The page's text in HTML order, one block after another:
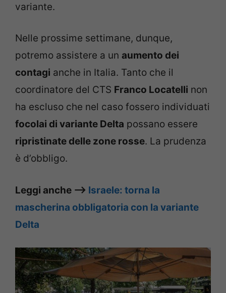
variante.
Nelle prossime settimane, dunque,
potremo assistere a un aumento dei
contagi anche in Italia. Tanto che il
coordinatore del CTS Franco Locatelli non
ha escluso che nel caso fossero individuati
focolai di variante Delta possano essere
ripristinate delle zone rosse. La prudenza
è d’obbligo.
Leggi anche –> Israele: torna la
mascherina obbligatoria con la variante
Delta